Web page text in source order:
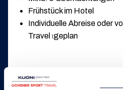
Frühstück im Hotel
Individuelle Abreise oder
Travel tgeplan